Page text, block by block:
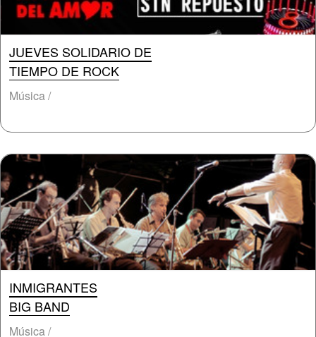
JUEVES SOLIDARIO DE
TIEMPO DE ROCK
Música /
INMIGRANTES
BIG BAND
Música /